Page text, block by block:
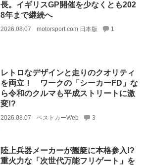
長。イギリスGP開催を少なくとも202
8年まで継続へ
2026.08.07 motorsport.com 日本版 1
レトロなデザインと走りのクオリティ
を両立！ ワークの「シーカーFD」な
ら令和のクルマも平成ストリートに激
変!?
2026.08.07 ベストカーWeb 3
陸上兵器メーカーが艦艇に本格参入!?
重火力な「次世代万能フリゲート」を